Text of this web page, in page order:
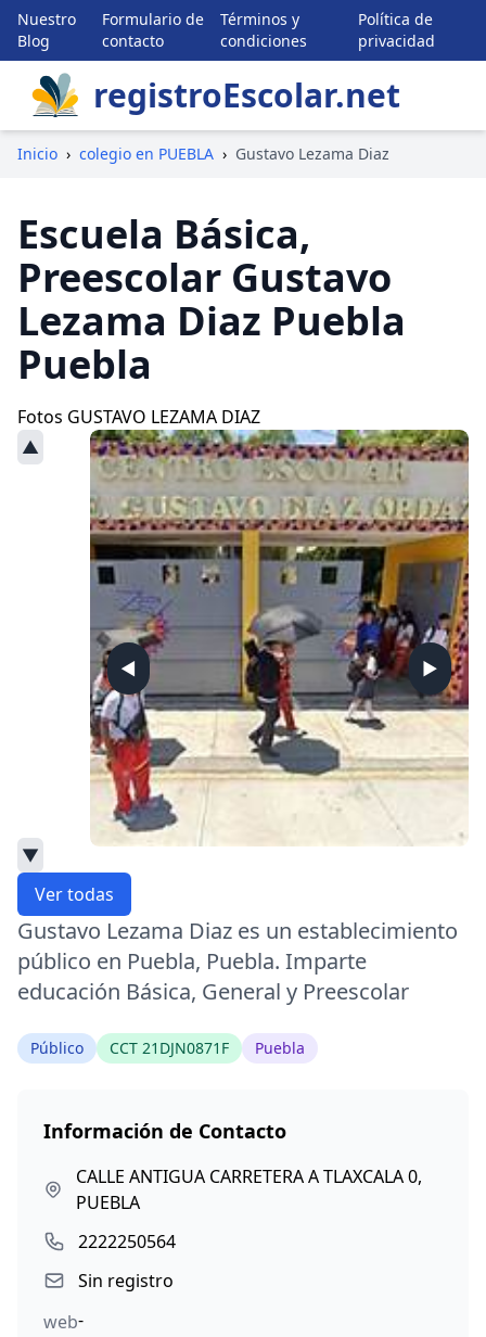
Nuestro
Blog
Formulario de
contacto
Términos y
condiciones
Política de
privacidad
registroEscolar.net
Inicio › colegio en PUEBLA › Gustavo Lezama Diaz
Escuela Básica,
Preescolar Gustavo
Lezama Diaz Puebla
Puebla
Fotos GUSTAVO LEZAMA DIAZ
▲
▼
◀ ▶
Ver todas
Gustavo Lezama Diaz es un establecimiento
público en Puebla, Puebla. Imparte
educación Básica, General y Preescolar
Público CCT 21DJN0871F Puebla
Información de Contacto
CALLE ANTIGUA CARRETERA A TLAXCALA 0,
PUEBLA
2222250564
Sin registro
web-